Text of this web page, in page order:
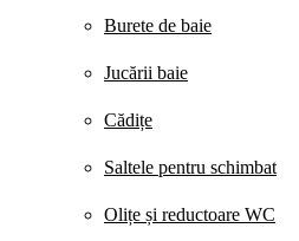
Burete de baie
Jucării baie
Cădițe
Saltele pentru schimbat
Olițe și reductoare WC